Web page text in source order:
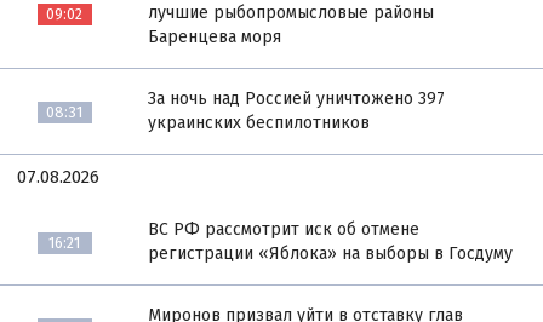
09:02
лучшие рыбопромысловые районы
Баренцева моря
08:31
За ночь над Россией уничтожено 397
украинских беспилотников
07.08.2026
16:21
ВС РФ рассмотрит иск об отмене
регистрации «Яблока» на выборы в Госдуму
Миронов призвал уйти в отставку глав